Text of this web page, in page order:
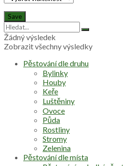
Žádný výsledek
Zobrazit všechny výsledky
Pěstování dle druhu
Bylinky
Houby
Keře
Luštěniny
Ovoce
Půda
Rostliny
Stromy
Zelenina
Pěstování dle místa